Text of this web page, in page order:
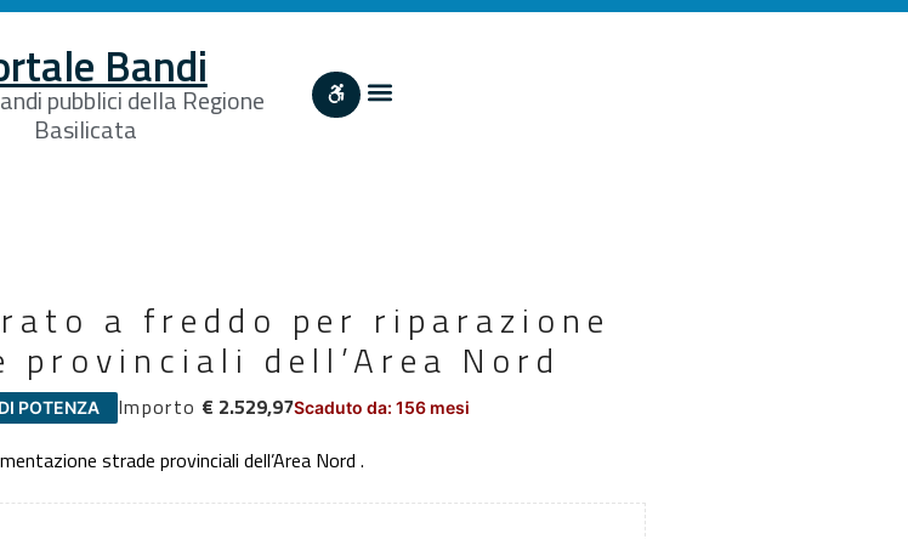
Bandi
pubblici della Regione
Basilicata
a freddo per riparazione
provinciali dell’Area Nord
POTENZA Importo € 2.529,97Scaduto da: 156 mesi
strade provinciali dell’Area Nord .